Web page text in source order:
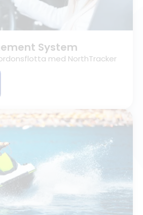
System
med NorthTracker